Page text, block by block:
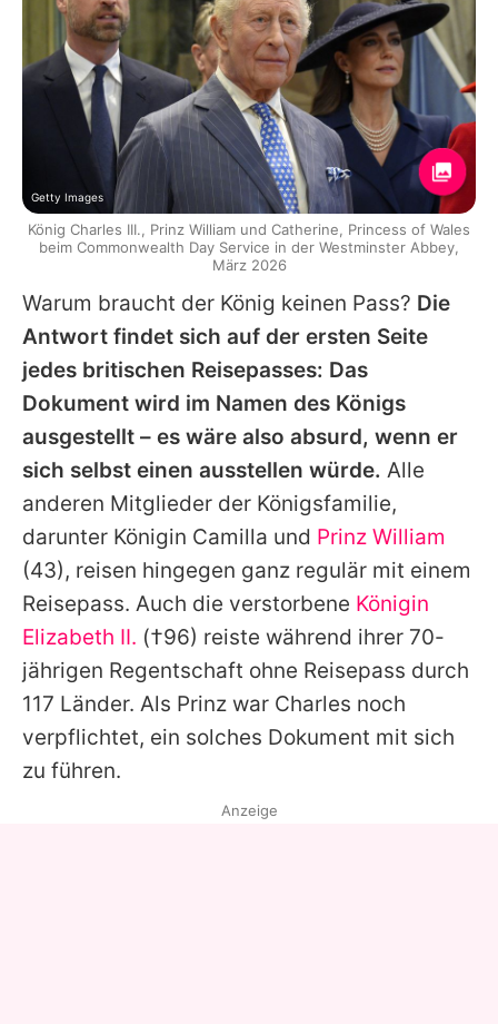
Warum braucht der König keinen Pass? Die
Antwort findet sich auf der ersten Seite
jedes britischen Reisepasses: Das
Dokument wird im Namen des Königs
ausgestellt – es wäre also absurd, wenn er
sich selbst einen ausstellen würde. Alle
anderen Mitglieder der Königsfamilie,
darunter Königin Camilla und Prinz William
(43), reisen hingegen ganz regulär mit einem
Reisepass. Auch die verstorbene Königin
Elizabeth II. (†96) reiste während ihrer 70-
jährigen Regentschaft ohne Reisepass durch
117 Länder. Als Prinz war Charles noch
verpflichtet, ein solches Dokument mit sich
zu führen.
Getty Images
König Charles III., Prinz William und Catherine, Princess of Wales
beim Commonwealth Day Service in der Westminster Abbey,
März 2026
Anzeige